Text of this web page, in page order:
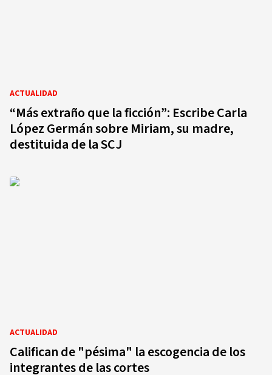
ACTUALIDAD
“Más extraño que la ficción”: Escribe Carla
López Germán sobre Miriam, su madre,
destituida de la SCJ
ACTUALIDAD
Califican de "pésima" la escogencia de los
integrantes de las cortes